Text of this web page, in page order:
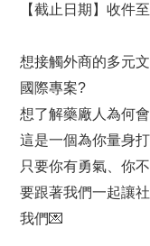
【截止日期】收件
想接觸外商的多元
國際專案?
想了解藥廠人為何
這是一個為你量身
只要你有勇氣、你
要跟著我們一起讓
我們💌